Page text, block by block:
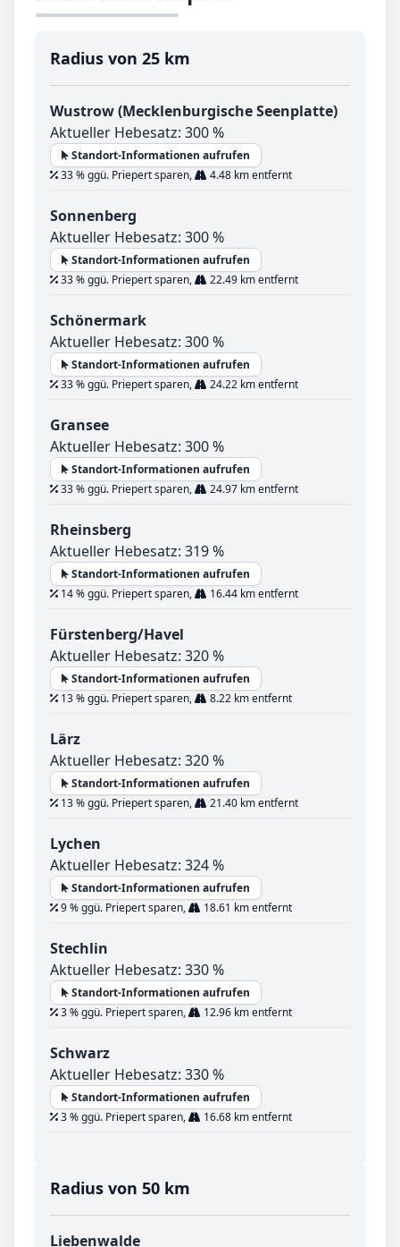
Radius von 25 km
Wustrow (Mecklenburgische Seenplatte)
Aktueller Hebesatz: 300 %
Standort-Informationen aufrufen
33 % ggü. Priepert sparen,
4.48 km entfernt
Sonnenberg
Aktueller Hebesatz: 300 %
Standort-Informationen aufrufen
33 % ggü. Priepert sparen,
22.49 km entfernt
Schönermark
Aktueller Hebesatz: 300 %
Standort-Informationen aufrufen
33 % ggü. Priepert sparen,
24.22 km entfernt
Gransee
Aktueller Hebesatz: 300 %
Standort-Informationen aufrufen
33 % ggü. Priepert sparen,
24.97 km entfernt
Rheinsberg
Aktueller Hebesatz: 319 %
Standort-Informationen aufrufen
14 % ggü. Priepert sparen,
16.44 km entfernt
Fürstenberg/Havel
Aktueller Hebesatz: 320 %
Standort-Informationen aufrufen
13 % ggü. Priepert sparen,
8.22 km entfernt
Lärz
Aktueller Hebesatz: 320 %
Standort-Informationen aufrufen
13 % ggü. Priepert sparen,
21.40 km entfernt
Lychen
Aktueller Hebesatz: 324 %
Standort-Informationen aufrufen
9 % ggü. Priepert sparen,
18.61 km entfernt
Stechlin
Aktueller Hebesatz: 330 %
Standort-Informationen aufrufen
3 % ggü. Priepert sparen,
12.96 km entfernt
Schwarz
Aktueller Hebesatz: 330 %
Standort-Informationen aufrufen
3 % ggü. Priepert sparen,
16.68 km entfernt
Radius von 50 km
Liebenwalde